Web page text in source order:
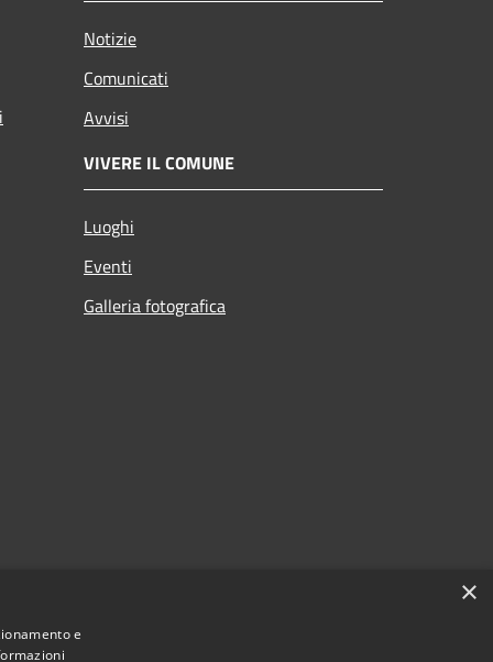
Notizie
Comunicati
Avvisi
VIVERE IL COMUNE
Luoghi
Eventi
Galleria fotografica
×
e